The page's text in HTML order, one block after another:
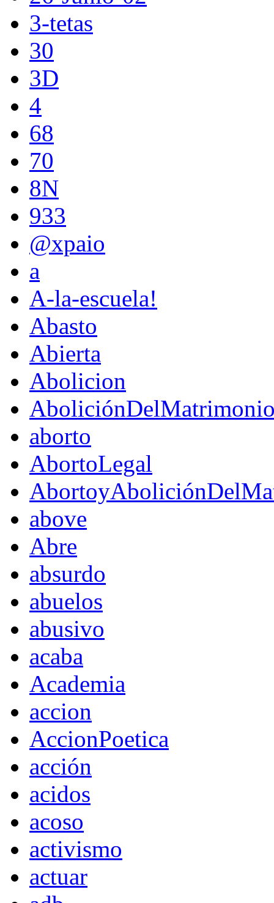
3-tetas
30
3D
4
68
70
8N
933
@xpaio
a
A-la-escuela!
Abasto
Abierta
Abolicion
aborto
AbortoLegal
above
Abre
absurdo
abuelos
abusivo
acaba
Academia
accion
AccionPoetica
acción
acidos
acoso
activismo
actuar